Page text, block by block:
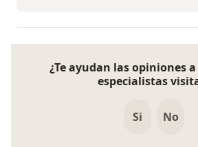
¿Te ayudan las opiniones
especialistas
Si No